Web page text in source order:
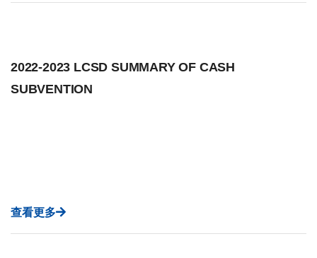
2022-2023 LCSD SUMMARY OF CASH
SUBVENTION
查看更多